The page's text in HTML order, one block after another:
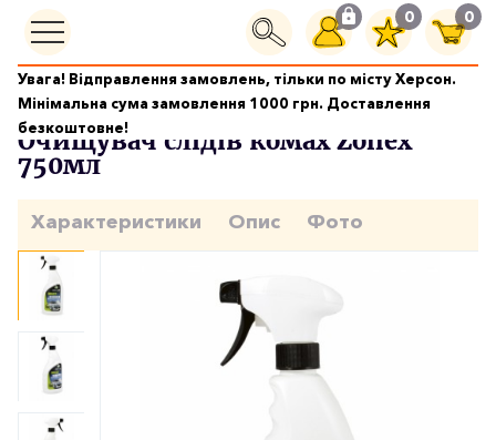
0 0
Увага! Відправлення замовлень, тільки по місту Херсон.
Мінімальна сума замовлення 1000 грн. Доставлення
безкоштовне!
Догляд за кузовом Очищувач слідів комах Zollex 750мл
Очищувач слідів комах Zollex
750мл
Характеристики Опис Фото